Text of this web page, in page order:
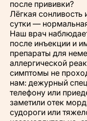
после прививки?
Лёгкая сонливость
сутки —
Наш врач
после инъекции и
препараты для
аллергической
симптомы не
нам: дежурный
телефону или
заметили отек
судороги или